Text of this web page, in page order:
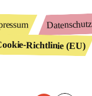
Datenschutz
Richtlinie (EU)